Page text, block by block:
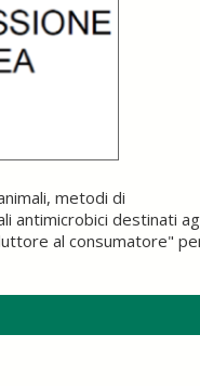
metodi di
antimicrobici destinati
al consumatore"